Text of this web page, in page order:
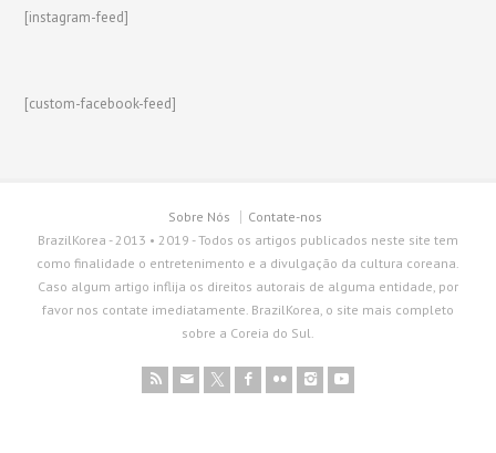
[instagram-feed]
[custom-facebook-feed]
Sobre Nós
Contate-nos
BrazilKorea - 2013 • 2019 - Todos os artigos publicados neste site tem
como finalidade o entretenimento e a divulgação da cultura coreana.
Caso algum artigo inflija os direitos autorais de alguma entidade, por
favor nos contate imediatamente. BrazilKorea, o site mais completo
sobre a Coreia do Sul.